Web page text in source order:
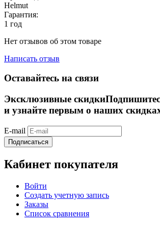
Helmut
Гарантия:
1 год
Нет отзывов об этом товаре
Написать отзыв
Оставайтесь на связи
Эксклюзивные скидки
и узнайте первым о наших
E-mail
Подписаться
Кабинет покупателя
Войти
Создать учетную запись
Заказы
Список сравнения